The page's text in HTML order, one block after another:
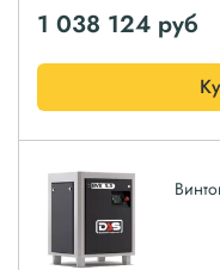
1 038 124 руб